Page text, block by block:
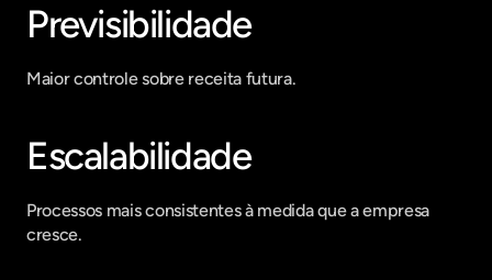
Previsibilidade
Maior controle sobre receita futura.
Escalabilidade
Processos mais consistentes à medida que a empresa
cresce.